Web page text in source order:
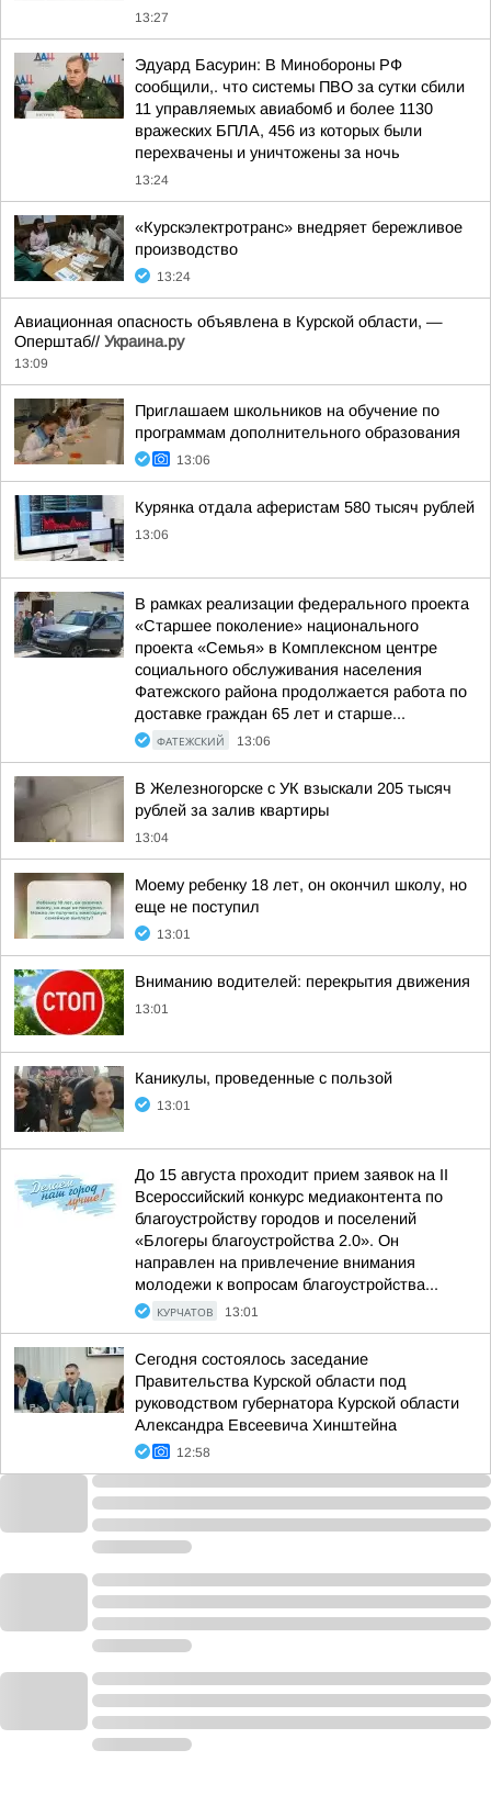
13:27
Эдуард Басурин: В Минобороны РФ
сообщили,. что системы ПВО за сутки сбили
11 управляемых авиабомб и более 1130
вражеских БПЛА, 456 из которых были
перехвачены и уничтожены за ночь
13:24
«Курскэлектротранс» внедряет бережливое
производство
13:24
Авиационная опасность объявлена в Курской области, —
Оперштаб// Украина.ру
13:09
Приглашаем школьников на обучение по
программам дополнительного образования
13:06
Курянка отдала аферистам 580 тысяч рублей
13:06
В рамках реализации федерального проекта
«Старшее поколение» национального
проекта «Семья» в Комплексном центре
социального обслуживания населения
Фатежского района продолжается работа по
доставке граждан 65 лет и старше...
ФАТЕЖСКИЙ 13:06
В Железногорске с УК взыскали 205 тысяч
рублей за залив квартиры
13:04
Моему ребенку 18 лет, он окончил школу, но
еще не поступил
13:01
Вниманию водителей: перекрытия движения
13:01
Каникулы, проведенные с пользой
13:01
До 15 августа проходит прием заявок на II
Всероссийский конкурс медиаконтента по
благоустройству городов и поселений
«Блогеры благоустройства 2.0». Он
направлен на привлечение внимания
молодежи к вопросам благоустройства...
КУРЧАТОВ 13:01
Сегодня состоялось заседание
Правительства Курской области под
руководством губернатора Курской области
Александра Евсеевича Хинштейна
12:58